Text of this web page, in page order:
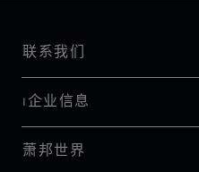
联系我们
I企业信息
萧邦世界